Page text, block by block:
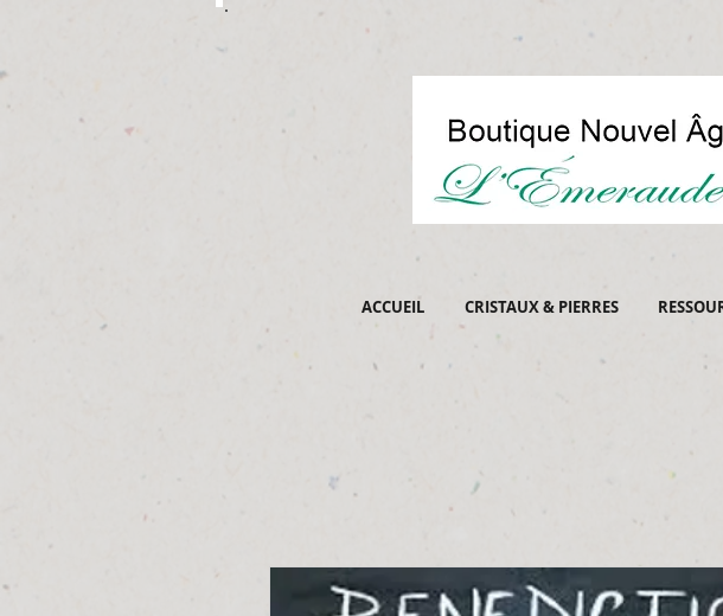
ACCUEIL CRISTAUX & PIERRES